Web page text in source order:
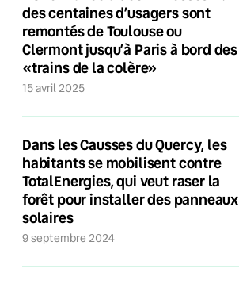
des centaines d’usagers sont
remontés de Toulouse ou
Clermont jusqu’à Paris à bord des
«trains de la colère»
15 avril 2025
Dans les Causses du Quercy, les
habitants se mobilisent contre
TotalEnergies, qui veut raser la
forêt pour installer des panneaux
solaires
9 septembre 2024